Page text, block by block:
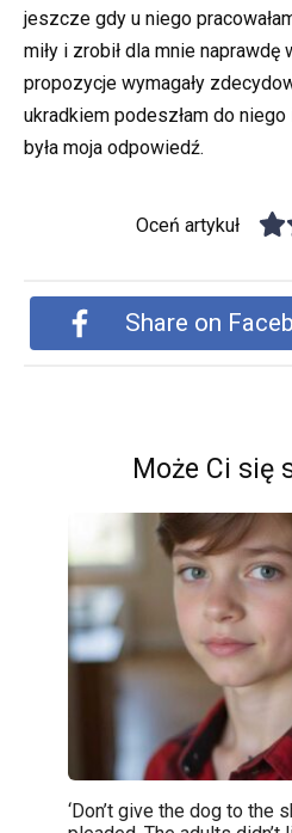
jeszcze gdy u niego
miły i zrobił dla mnie
propozycje wymagały
ukradkiem podeszłam do niego
była moja odpowiedź.
Oceń artykuł
Share on
Może Ci się
‘Don’t give the dog to the